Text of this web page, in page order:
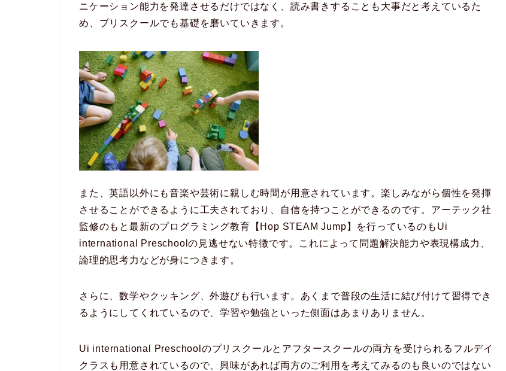
ニケーション能力を発達させるだけではなく、読み書きすることも大事だと考えているた
め、プリスクールでも基礎を磨いていきます。
また、英語以外にも音楽や芸術に親しむ時間が用意されています。楽しみながら個性を発揮
させることができるように工夫されており、自信を持つことができるのです。アーテック社
監修のもと最新のプログラミング教育【Hop STEAM Jump】を行っているのもUi
international Preschoolの見逃せない特徴です。これによって問題解決能力や表現構成力、
論理的思考力などが身につきます。
さらに、数学やクッキング、外遊びも行います。あくまで普段の生活に結び付けて習得でき
るようにしてくれているので、学習や勉強といった側面はあまりありません。
Ui international Preschoolのプリスクールとアフタースクールの両方を受けられるフルデイ
クラスも用意されているので、興味があれば両方のご利用を考えてみるのも良いのではない